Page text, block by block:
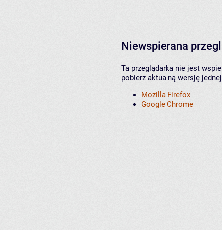
Niewspierana
Ta przeglądarka nie jest
pobierz aktualną wersję
Mozilla Firefox
Google Chrome